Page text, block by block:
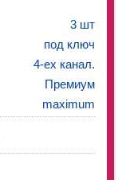
3 шт
под ключ
4-ех канал.
Премиум
maximum